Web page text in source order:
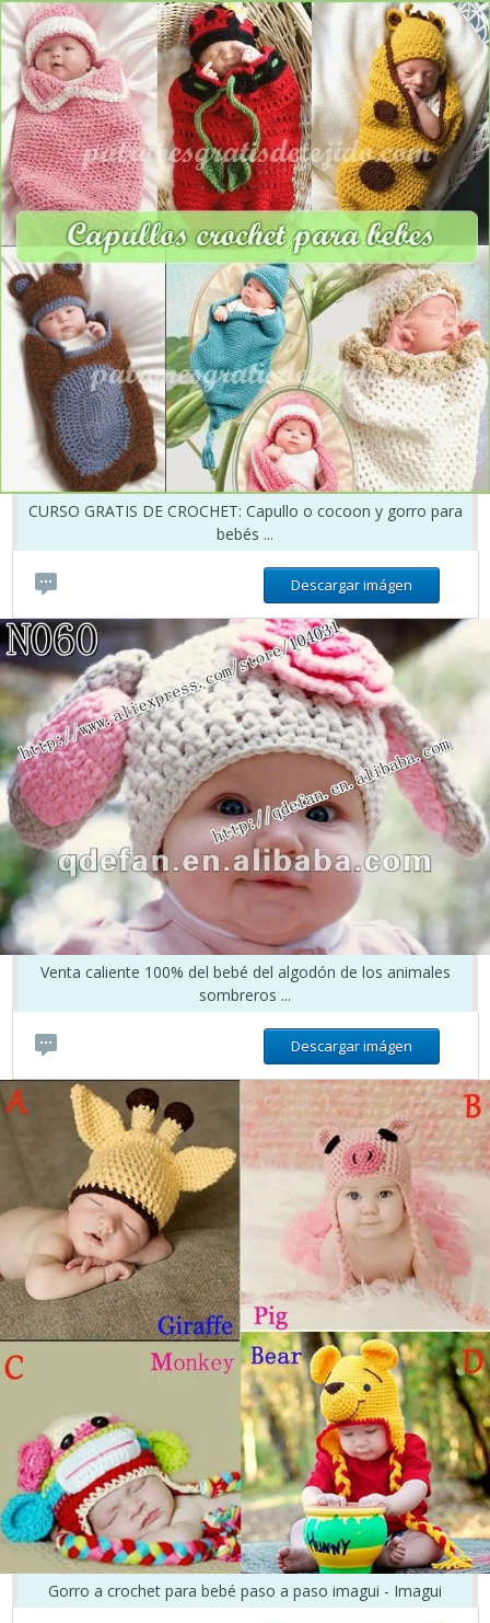
CURSO GRATIS DE CROCHET: Capullo o cocoon y gorro para
bebés ...
Descargar imágen
Venta caliente 100% del bebé del algodón de los animales
sombreros ...
Descargar imágen
Gorro a crochet para bebé paso a paso imagui - Imagui